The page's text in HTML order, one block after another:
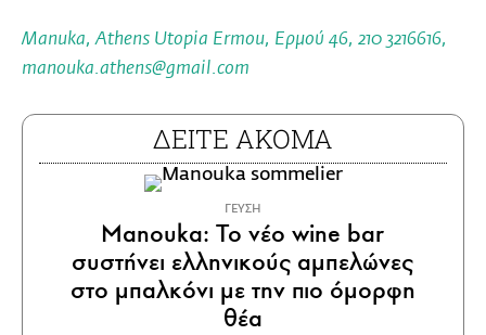
Manuka, Αthens Utopia Ermou, Ερμού 46, 210 3216616,
manouka.athens@gmail.com
ΔΕΙΤΕ ΑΚΟΜΑ
ΓΕΥΣΗ
Manouka: To νέο wine bar
συστήνει ελληνικούς αμπελώνες
στο μπαλκόνι με την πιο όμορφη
θέα